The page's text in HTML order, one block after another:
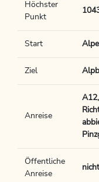
Höchster
Punkt
Start
Ziel
Anreise
Öffentliche
Anreise